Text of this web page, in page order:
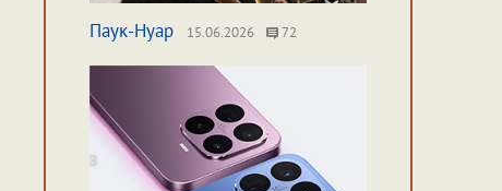
Паук-Нуар 15.06.2026 72